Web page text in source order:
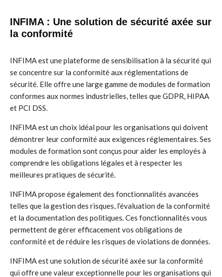
INFIMA : Une solution de sécurité axée sur
la conformité
INFIMA est une plateforme de sensibilisation à la sécurité qui
se concentre sur la conformité aux réglementations de
sécurité. Elle offre une large gamme de modules de formation
conformes aux normes industrielles, telles que GDPR, HIPAA
et PCI DSS.
INFIMA est un choix idéal pour les organisations qui doivent
démontrer leur conformité aux exigences réglementaires. Ses
modules de formation sont conçus pour aider les employés à
comprendre les obligations légales et à respecter les
meilleures pratiques de sécurité.
INFIMA propose également des fonctionnalités avancées
telles que la gestion des risques, l’évaluation de la conformité
et la documentation des politiques. Ces fonctionnalités vous
permettent de gérer efficacement vos obligations de
conformité et de réduire les risques de violations de données.
INFIMA est une solution de sécurité axée sur la conformité
qui offre une valeur exceptionnelle pour les organisations qui